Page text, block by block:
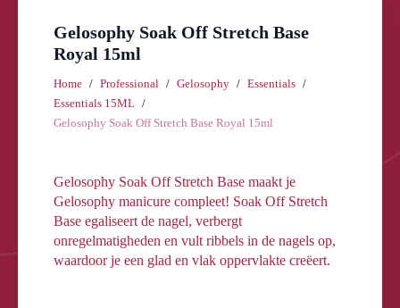
Gelosophy Soak Off Stretch Base
Royal 15ml
Home Professional Gelosophy
Essentials
Essentials 15ML
Gelosophy Soak Off Stretch Base Royal 15ml
Gelosophy Soak Off Stretch Base maakt je
Gelosophy manicure compleet! Soak Off Stretch
Base egaliseert de nagel, verbergt
onregelmatigheden en vult ribbels in de nagels op,
waardoor je een glad en vlak oppervlakte creëert.